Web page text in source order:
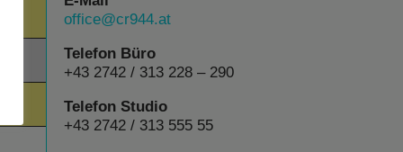
office@cr944.at
Telefon Büro
+43 2742 / 313 228 – 290
Telefon Studio
+43 2742 / 313 555 55